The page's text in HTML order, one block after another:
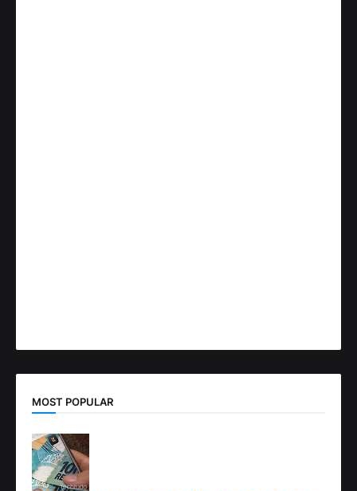
MOST POPULAR